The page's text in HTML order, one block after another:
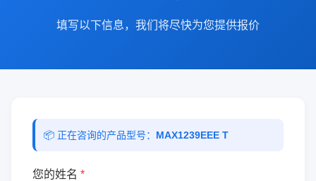
填写以下信息，我们将尽快为您提供报价
📦 正在咨询的产品型号： MAX1239EEE T
您的姓名 *